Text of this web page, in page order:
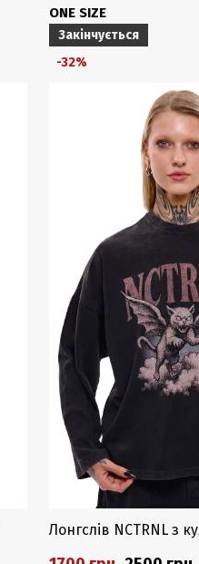
ONE SIZE
Закінчується
-32%
Лонгслів NCTRNL з